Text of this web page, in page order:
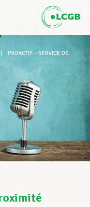
PROACTIF – SERVICE DE